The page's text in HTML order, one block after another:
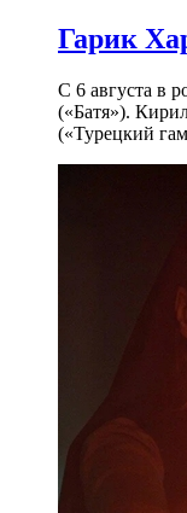
Гарик
С 6 августа в
(«Батя»).
(«Турецкий